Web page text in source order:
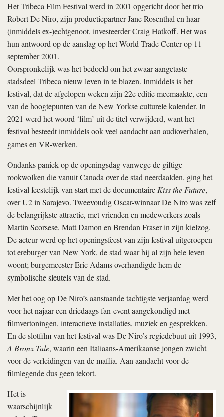
Het Tribeca Film Festival werd in 2001 opgericht door het trio
Robert De Niro, zijn productiepartner Jane Rosenthal en haar
(inmiddels ex-)echtgenoot, investeerder Craig Hatkoff. Het was
hun antwoord op de aanslag op het World Trade Center op 11
september 2001.
Oorspronkelijk was het bedoeld om het zwaar aangetaste
stadsdeel Tribeca nieuw leven in te blazen. Inmiddels is het
festival, dat de afgelopen weken zijn 22e editie meemaakte, een
van de hoogtepunten van de New Yorkse culturele kalender. In
2021 werd het woord ‘film’ uit de titel verwijderd, want het
festival besteedt inmiddels ook veel aandacht aan audioverhalen,
games en VR-werken.
Ondanks paniek op de openingsdag vanwege de giftige
rookwolken die vanuit Canada over de stad neerdaalden, ging het
festival feestelijk van start met de documentaireKiss the Future,
over U2 in Sarajevo. Tweevoudig Oscar-winnaar De Niro was zelf
de belangrijkste attractie, met vrienden en medewerkers zoals
Martin Scorsese, Matt Damon en Brendan Fraser in zijn kielzog.
De acteur werd op het openingsfeest van zijn festival uitgeroepen
tot ereburger van New York, de stad waar hij al zijn hele leven
woont; burgemeester Eric Adams overhandigde hem de
symbolische sleutels van de stad.
Met het oog op De Niro’s aanstaande tachtigste verjaardag werd
voor het najaar een driedaags fan-event aangekondigd met
filmvertoningen, interactieve installaties, muziek en gesprekken.
En de slotfilm van het festival was De Niro’s regiedebuut uit 1993,
A Bronx Tale, waarin een Italiaans-Amerikaanse jongen zwicht
voor de verleidingen van de maffia. Aan aandacht voor de
filmlegende dus geen tekort.
Het is
waarschijnlijk